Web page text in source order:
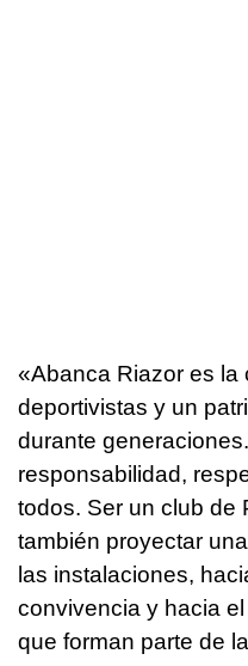
«Abanca Riazor es la
deportivistas y un
durante
responsabilidad,
todos. Ser un club de
también proyectar
las instalaciones,
convivencia y hacia
que forman parte de